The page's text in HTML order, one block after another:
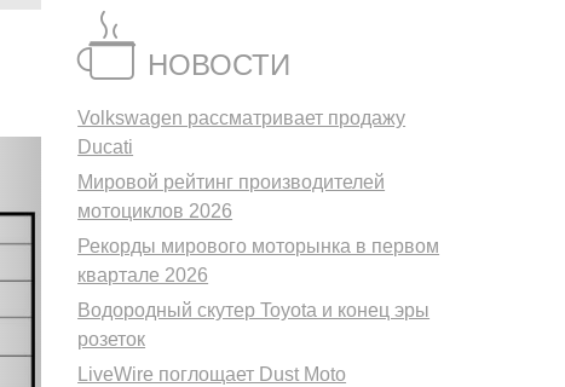
НОВОСТИ
Volkswagen рассматривает продажу
Ducati
Мировой рейтинг производителей
мотоциклов 2026
Рекорды мирового моторынка в первом
квартале 2026
Водородный скутер Toyota и конец эры
розеток
LiveWire поглощает Dust Moto